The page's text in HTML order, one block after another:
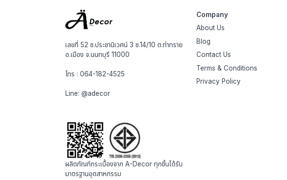
เลขที่ 52 ซ.ประชานิเวศน์ 3 ซ.14/10 ต.ท่าทราย
อ.เมือง จ.นนทบุรี 11000
โทร :064-182-4525
Line:@adecor
ผลิตภัณฑ์กระเบื้องจาก A-Decor ทุกชิ้นได้รับ
มาตรฐานอุตสาหกรรม
Company
About Us
Blog
Contact Us
Terms & Conditions
Privacy Policy